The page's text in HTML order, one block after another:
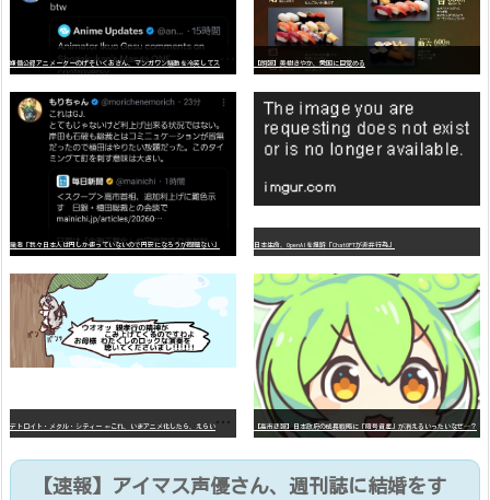
【朗報】美樹さやか、愛国に目覚める
識者「我々日本人は円しか使っていないので円安になろうが問題ない」 日本生命、OpenAIを提訴「ChatGPTが非弁行為」
デ
トロイト・メタル・シティー ⇐これ、いまアニメ化したら、えらいことになってたよな？ 【高市悲報】日本政府の成長戦略に「暗号資産」が消えるいったいなぜ…？
【速報】アイマス声優さん、週刊誌に結婚をす